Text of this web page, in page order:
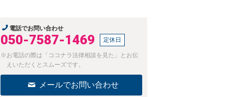
電話でお問い合わせ
050-7587-1469 定休日
※お電話の際は「ココナラ法律相談を見た」とお伝
えいただくとスムーズです。
メールでお問い合わせ